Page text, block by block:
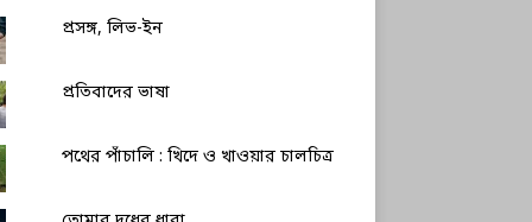
প্রসঙ্গ, লিভ-ইন
প্রতিবাদের ভাষা
পথের পাঁচালি : খিদে ও খাওয়ার চালচিত্র